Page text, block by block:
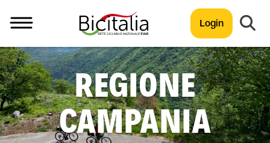
Login
TUTTO
REGIONE
CAMPANIA